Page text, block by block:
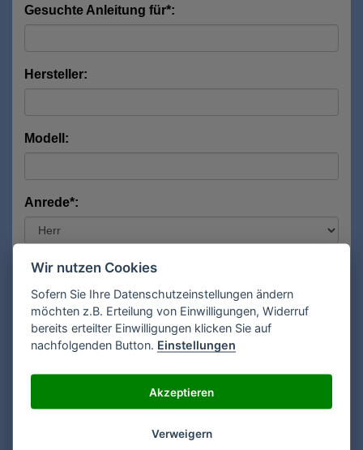
Gesuchte Anleitung für*:
Hersteller:
Modell:
Anrede*:
Vorname*:
Nachname*:
Wir nutzen Cookies
Sofern Sie Ihre Datenschutzeinstellungen ändern
möchten z.B. Erteilung von Einwilligungen, Widerruf
bereits erteilter Einwilligungen klicken Sie auf
nachfolgenden Button. Einstellungen
Akzeptieren
Verweigern